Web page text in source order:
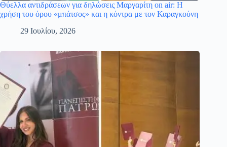
Θύελλα αντιδράσεων για δηλώσεις Μαργαρίτη on air: Η
χρήση του όρου «μπάτσος» και η κόντρα με τον Καραγκούνη
29 Ιουλίου, 2026